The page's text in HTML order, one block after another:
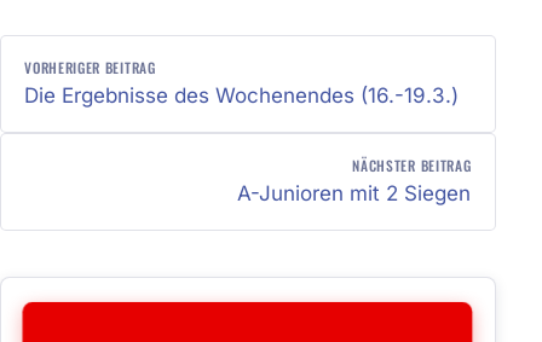
BEITRAGSNAVIGATION
VORHERIGER BEITRAG
Die Ergebnisse des Wochenendes (16.-19.3.)
NÄCHSTER BEITRAG
A-Junioren mit 2 Siegen